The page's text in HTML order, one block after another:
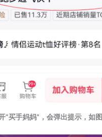
“买手妈妈”，会弹出提示，如图